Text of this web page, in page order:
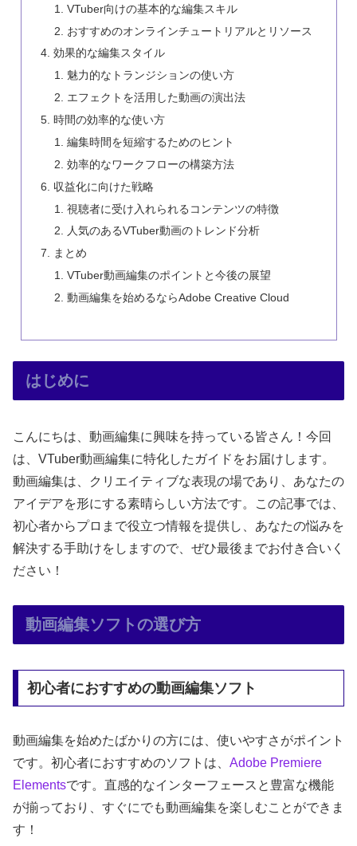
VTuber向けの基本的な編集スキル
おすすめのオンラインチュートリアルとリソース
効果的な編集スタイル
魅力的なトランジションの使い方
エフェクトを活用した動画の演出法
時間の効率的な使い方
編集時間を短縮するためのヒント
効率的なワークフローの構築方法
収益化に向けた戦略
視聴者に受け入れられるコンテンツの特徴
人気のあるVTuber動画のトレンド分析
まとめ
VTuber動画編集のポイントと今後の展望
動画編集を始めるならAdobe Creative Cloud
はじめに
こんにちは、動画編集に興味を持っている皆さん！今回
は、VTuber動画編集に特化したガイドをお届けします。
動画編集は、クリエイティブな表現の場であり、あなたの
アイデアを形にする素晴らしい方法です。この記事では、
初心者からプロまで役立つ情報を提供し、あなたの悩みを
解決する手助けをしますので、ぜひ最後までお付き合いく
ださい！
動画編集ソフトの選び方
初心者におすすめの動画編集ソフト
動画編集を始めたばかりの方には、使いやすさがポイント
です。初心者におすすめのソフトは、 Adobe Premiere
Elementsです。直感的なインターフェースと豊富な機能
が揃っており、すぐにでも動画編集を楽しむことができま
す！